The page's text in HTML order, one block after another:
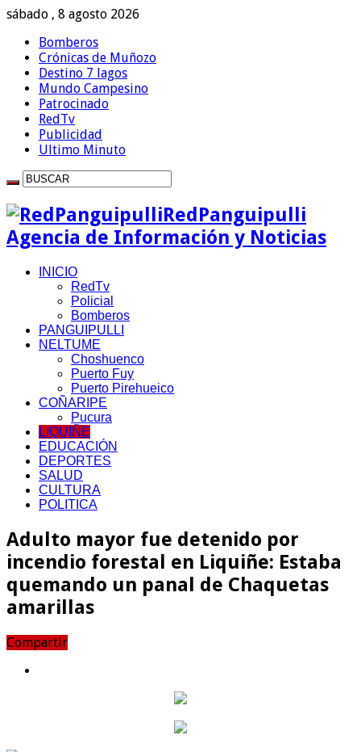
sábado , 8 agosto 2026
Bomberos
Crónicas de Muñozo
Destino 7 lagos
Mundo Campesino
Patrocinado
RedTv
Publicidad
Ultimo Minuto
RedPanguipulli
Agencia de Información y Noticias
INICIO
RedTv
Policial
Bomberos
PANGUIPULLI
NELTUME
Choshuenco
Puerto Fuy
Puerto Pirehueico
COÑARIPE
Pucura
LIQUIÑE
EDUCACIÓN
DEPORTES
SALUD
CULTURA
POLITICA
Adulto mayor fue detenido por
incendio forestal en Liquiñe: Estaba
quemando un panal de Chaquetas
amarillas
Compartir